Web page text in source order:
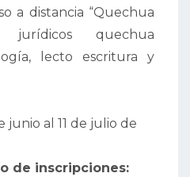
a distancia “Quechua
jurídicos quechua
lecto escritura y
junio al 11 de julio de
de inscripciones: